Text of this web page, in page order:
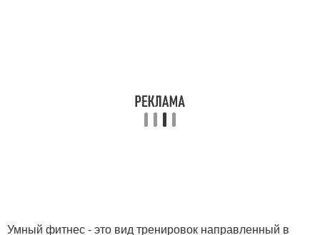
Умный фитнес - это вид тренировок направленный в